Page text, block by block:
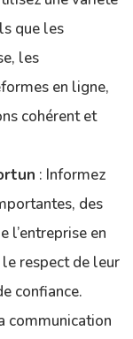
que les
les
en ligne,
cohérent et
: Informez
des
l’entreprise en
respect de leur
confiance.
communication